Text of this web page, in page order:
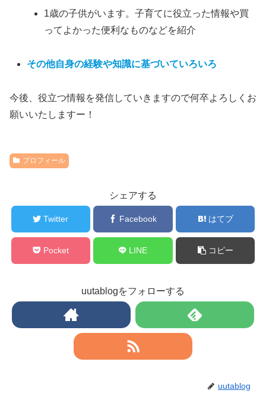
1歳の子供がいます。子育てに役立った情報や買
ってよかった便利なものなどを紹介
その他自身の経験や知識に基づいていろいろ
今後、役立つ情報を発信していきますので何卒よろしくお
願いいたしますー！
プロフィール
シェアする
Twitter Facebook はてブ
Pocket LINE コピー
uutablogをフォローする
uutablog